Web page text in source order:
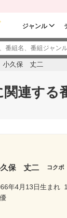
ジャンル
小久保 丈二
連する
久保 丈二 コク
年4月13日生まれ